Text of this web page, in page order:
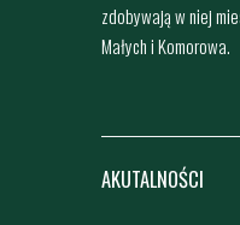
zdobywają w niej
Małych i Komorowa.
AKUTALNOŚCI